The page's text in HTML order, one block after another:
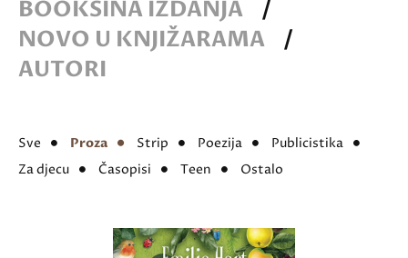
BOOKSINA IZDANJA
/
NOVO U KNJIŽARAMA
/
AUTORI
Sve Proza Strip Poezija
Publicistika
Za djecu
Časopisi Teen Ostalo